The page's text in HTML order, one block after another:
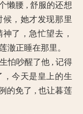
懒腰 , 舒服的还想
，她才发现那里
了，急忙望去，
澈正睡在那里。
吵醒了他 , 记得
今天是皇上的生
的免了 , 也让暮莲